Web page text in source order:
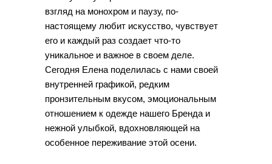
взгляд на монохром и паузу, по-
настоящему любит искусство, чувствует
его и каждый раз создает что-то
уникальное и важное в своем деле.
Сегодня Елена поделилась с нами своей
внутренней графикой, редким
пронзительным вкусом, эмоциональным
отношением к одежде нашего Бренда и
нежной улыбкой, вдохновляющей на
особенное переживание этой осени.